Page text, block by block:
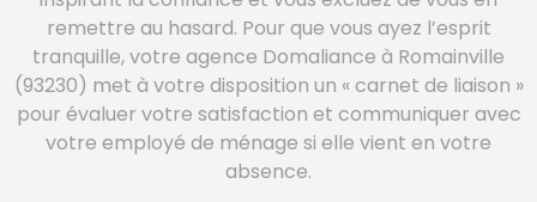
remettre au hasard. Pour que vous ayez l’esprit
tranquille, votre agence Domaliance à Romainville
(93230) met à votre disposition un « carnet de liaison »
pour évaluer votre satisfaction et communiquer avec
votre employé de ménage si elle vient en votre
absence.